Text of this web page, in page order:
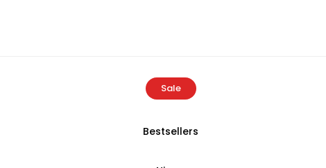
Sale
Bestsellers